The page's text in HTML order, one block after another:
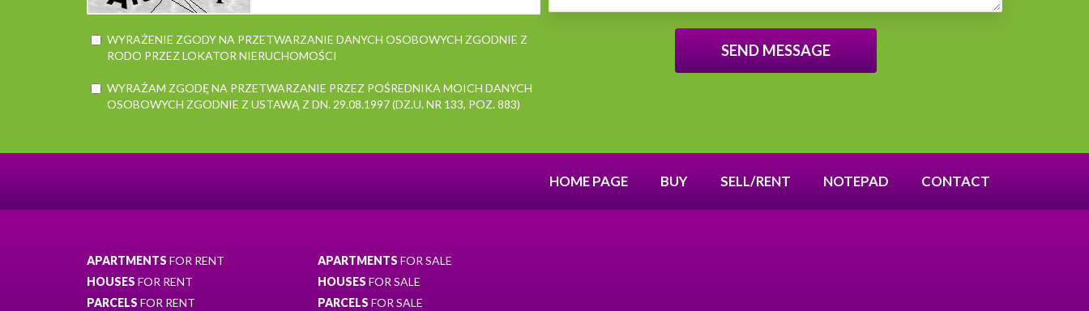
WYRAŻENIE ZGODY NA PRZETWARZANIE DANYCH OSOBOWYCH ZGODNIE Z
RODO PRZEZ LOKATOR NIERUCHOMOŚCI
WYRAŻAM ZGODĘ NA PRZETWARZANIE PRZEZ POŚREDNIKA MOICH DANYCH
OSOBOWYCH ZGODNIE Z USTAWĄ Z DN. 29.08.1997 (DZ.U. NR 133, POZ. 883)
HOME PAGE BUY SELL/RENT NOTEPAD CONTACT
APARTMENTS FOR RENT
HOUSES FOR RENT
PARCELS FOR RENT
APARTMENTS FOR SALE
HOUSES FOR SALE
PARCELS FOR SALE